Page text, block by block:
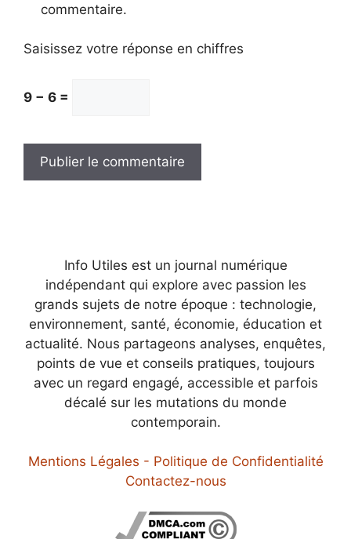
commentaire.
Saisissez votre réponse en chiffres
9 − 6 =
Info Utiles est un journal numérique
indépendant qui explore avec passion les
grands sujets de notre époque : technologie,
environnement, santé, économie, éducation et
actualité. Nous partageons analyses, enquêtes,
points de vue et conseils pratiques, toujours
avec un regard engagé, accessible et parfois
décalé sur les mutations du monde
contemporain.
Mentions Légales - Politique de Confidentialité
Contactez-nous